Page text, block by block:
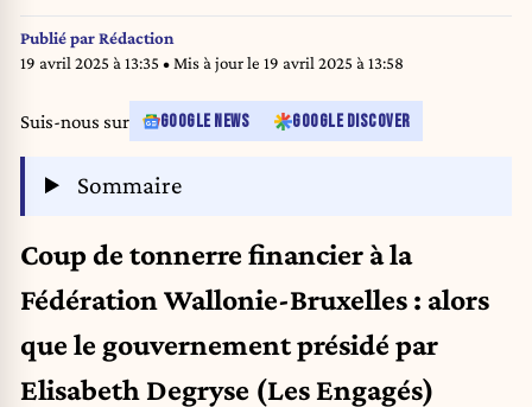
will also submit a proposal to amend their articles of association to a vote
by their members at the convention. It will be proposed that they abandon
the rule of decumulation between the office of parliamentarian and that of
Publié parRédaction
19 avril 2025 à 13:35 • Mis à jour le 19 avril 2025 à 13:58
Suis-nous sur GOOGLE NEWS GOOGLE DISCOVER
Sommaire
Coup de tonnerre financier à la
Fédération Wallonie-Bruxelles : alors
que le gouvernement présidé par
Elisabeth Degryse (Les Engagés)